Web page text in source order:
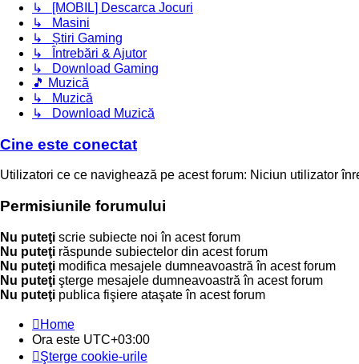
↳ [MOBIL] Descarca Jocuri
↳ Masini
↳ Știri Gaming
↳ Întrebări & Ajutor
↳ Download Gaming
🎵 Muzică
↳ Muzică
↳ Download Muzică
Cine este conectat
Utilizatori ce ce navighează pe acest forum: Niciun utilizator
Permisiunile forumului
Nu puteţi scrie subiecte noi în acest forum
Nu puteţi răspunde subiectelor din acest forum
Nu puteţi modifica mesajele dumneavoastră în acest forum
Nu puteţi şterge mesajele dumneavoastră în acest forum
Nu puteţi publica fişiere ataşate în acest forum
Home
Ora este UTC+03:00
Şterge cookie-urile